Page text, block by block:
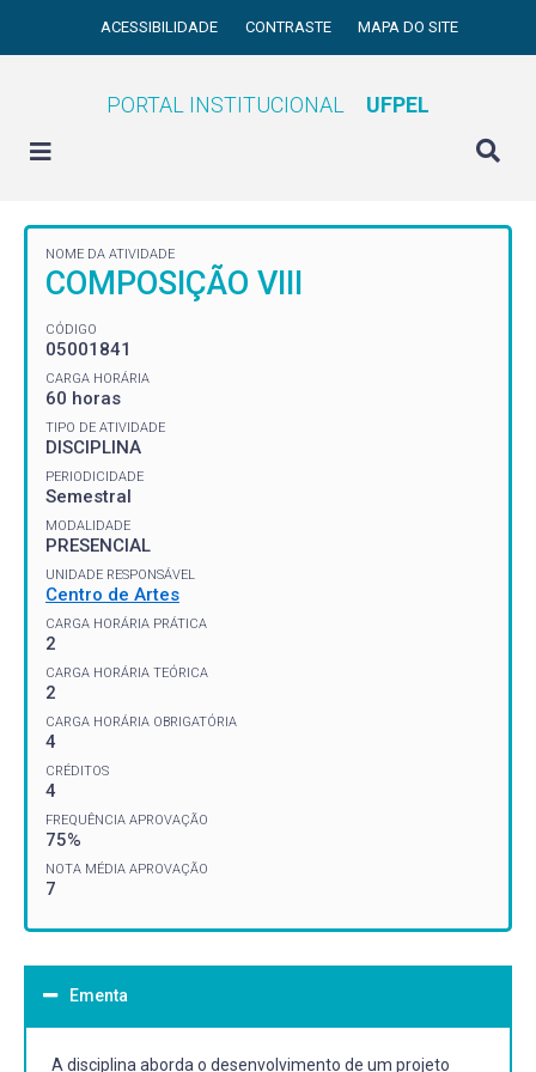
ACESSIBILIDADE CONTRASTE MAPA DO SITE
PORTAL INSTITUCIONAL UFPEL
NOME DA ATIVIDADE
COMPOSIÇÃO VIII
CÓDIGO
05001841
CARGA HORÁRIA
60 horas
TIPO DE ATIVIDADE
DISCIPLINA
PERIODICIDADE
Semestral
MODALIDADE
PRESENCIAL
UNIDADE RESPONSÁVEL
Centro de Artes
CARGA HORÁRIA PRÁTICA
2
CARGA HORÁRIA TEÓRICA
2
CARGA HORÁRIA OBRIGATÓRIA
4
CRÉDITOS
4
FREQUÊNCIA APROVAÇÃO
75%
NOTA MÉDIA APROVAÇÃO
7
Ementa
A disciplina aborda o desenvolvimento de um projeto